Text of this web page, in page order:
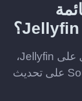
اربط قائمة تشغيل على KKBOX بأخرى على Jellyfin،
واختر وتيرة التحديث، وسيحافظ Soundiiz على تحديث